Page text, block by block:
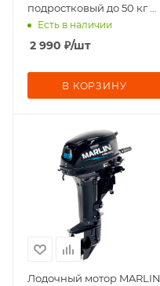
подростковый до 50 кг с
подголовником ГИМС,
Беларусь
Есть в наличии
2 990 ₽/шт
В КОРЗИНУ
Лодочный мотор MARLIN